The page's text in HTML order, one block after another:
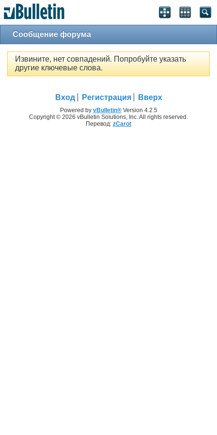
Сообщение форума
Извините, нет совпадений. Попробуйте указать
другие ключевые слова.
Вход Регистрация Вверх
Powered by vBulletin®Version 4.2.5
Copyright © 2026 vBulletin Solutions, Inc. All rights reserved.
Перевод: zCarot